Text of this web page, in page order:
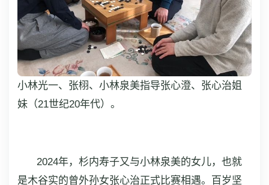
小林光一、张栩、小林泉美指导张心澄、张心治姐
妹（21世纪20年代）。
2024年，杉内寿子又与小林泉美的女儿，也就
是木谷实的曾外孙女张心治正式比赛相遇。百岁坚